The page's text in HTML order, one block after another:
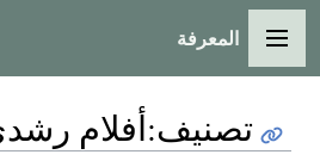
القائمة الرئيسية
المعرفة
تصنيف:أفلام